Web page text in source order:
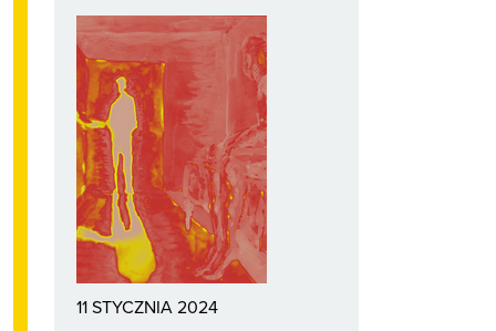
11 STYCZNIA 2024